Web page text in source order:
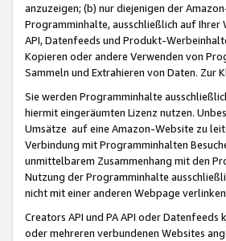
anzuzeigen; (b) nur diejenigen der
Programminhalte, ausschließlich auf Ihrer
API, Datenfeeds und Produkt-
Kopieren oder andere Verwenden von
Sammeln und Extrahieren von Daten. Zur
Sie werden Programminhalte
hiermit eingeräumten Lizenz nutzen.
Umsätze auf eine Amazon-Website zu
Verbindung mit Programminhalten
unmittelbarem Zusammenhang mit den
Nutzung der Programminhalte
nicht mit einer anderen Webpage
Creators API und PA API oder
oder mehreren verbundenen Websites